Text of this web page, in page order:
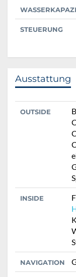
STEUERUNG
Ausstattung
OUTSIDE
INSIDE
NAVIGATION